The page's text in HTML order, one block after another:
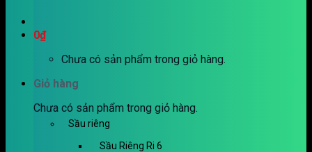
0₫
Chưa có sản phẩm trong giỏ hàng.
Giỏ hàng
Chưa có sản phẩm trong giỏ hàng.
Sầu riêng
Sầu Riêng Ri 6